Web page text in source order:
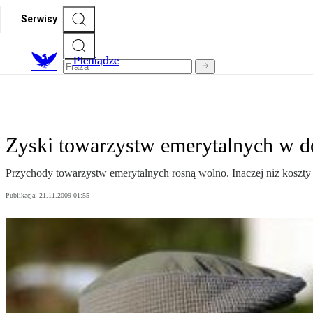
Serwisy
Pieniądze
Zyski towarzystw emerytalnych w
Przychody towarzystw emerytalnych rosną wolno. Inaczej niż koszty
Publikacja: 21.11.2009 01:55